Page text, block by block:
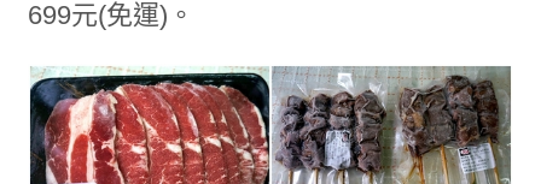
699元(免運)。